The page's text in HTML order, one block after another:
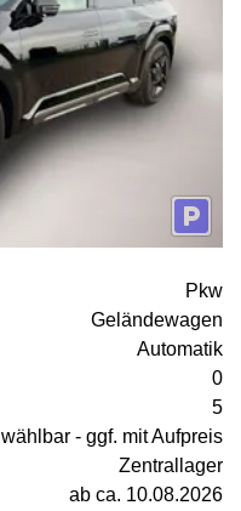
Pkw
Geländewagen
Automatik
0
5
wählbar - ggf. mit Aufpreis
Zentrallager
ab ca. 10.08.2026